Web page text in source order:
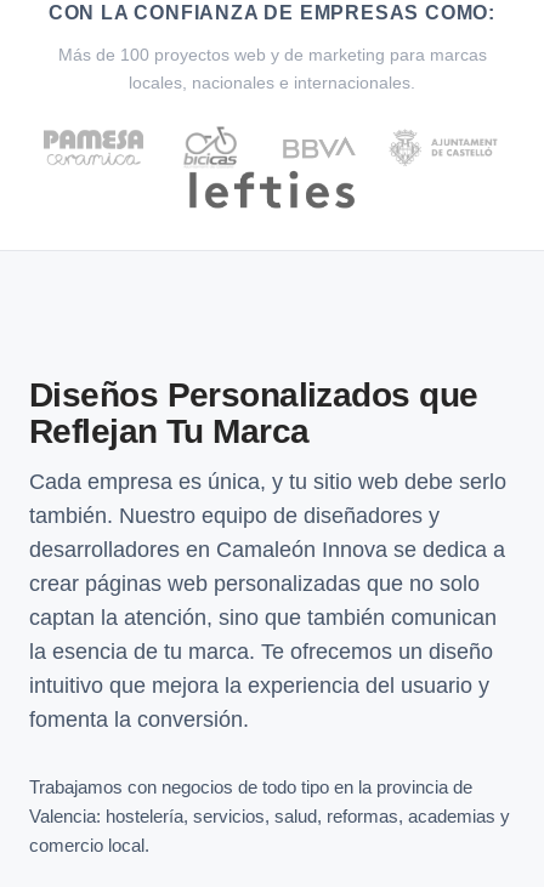
CON LA CONFIANZA DE EMPRESAS COMO:
Más de 100 proyectos web y de marketing para marcas
locales, nacionales e internacionales.
Diseños Personalizados que
Reflejan Tu Marca
Cada empresa es única, y tu sitio web debe serlo
también. Nuestro equipo de diseñadores y
desarrolladores en Camaleón Innova se dedica a
crear páginas web personalizadas que no solo
captan la atención, sino que también comunican
la esencia de tu marca. Te ofrecemos un diseño
intuitivo que mejora la experiencia del usuario y
fomenta la conversión.
Trabajamos con negocios de todo tipo en la provincia de
Valencia: hostelería, servicios, salud, reformas, academias y
comercio local.